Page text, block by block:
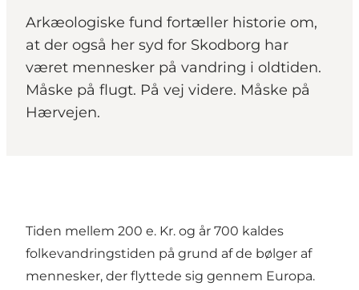
Arkæologiske fund fortæller historie om,
at der også her syd for Skodborg har
været mennesker på vandring i oldtiden.
Måske på flugt. På vej videre. Måske på
Hærvejen.
Tiden mellem 200 e. Kr. og år 700 kaldes
folkevandringstiden på grund af de bølger af
mennesker, der flyttede sig gennem Europa.